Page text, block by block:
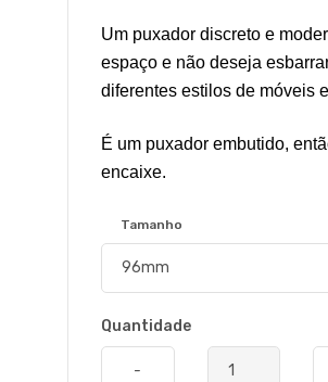
Um puxador discreto e
espaço e não deseja
diferentes estilos de móveis
É um puxador embutido,
encaixe.
Tamanho
Quantidade
-